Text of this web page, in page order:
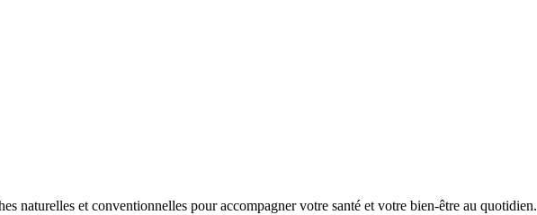
naturelles et conventionnelles pour accompagner votre santé et votre bien-être au quotidien.